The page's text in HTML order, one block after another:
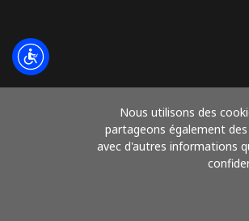
Nous utilisons des
partageons également
avec d'autres informations